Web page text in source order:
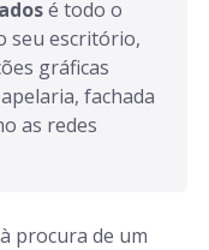
é todo o
seu escritório,
gráficas
fachada
as redes
procura de um